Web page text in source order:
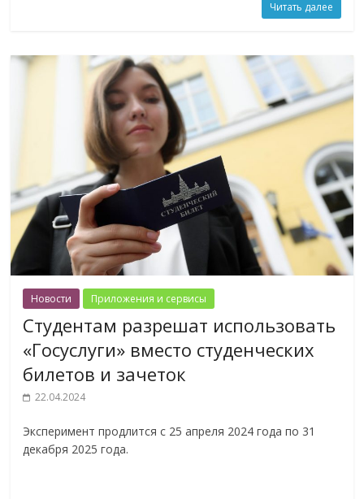
Читать далее
Новости Приложения и сервисы
Студентам разрешат использовать
«Госуслуги» вместо студенческих
билетов и зачеток
22.04.2024
Эксперимент продлится с 25 апреля 2024 года по 31
декабря 2025 года.